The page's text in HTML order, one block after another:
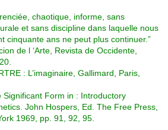
chaotique, informe, sans
et sans discipline dans laquelle nous
cinquante ans ne peut plus continuer.”
de l ‘Arte, Revista de Occidente,
: L’imaginaire, Gallimard, Paris,
Significant Form in : Introductory
John Hospers, Ed. The Free Press,
1969, pp. 91, 92, 95.